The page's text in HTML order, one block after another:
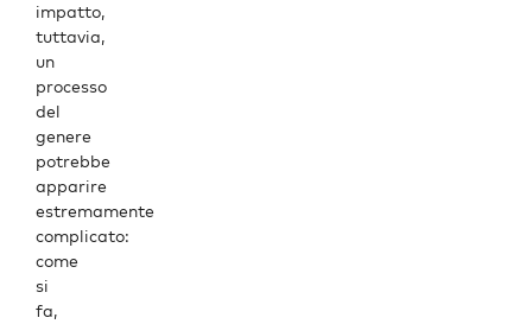
impatto,
tuttavia,
un
processo
del
genere
potrebbe
apparire
estremamente
complicato:
come
si
fa,